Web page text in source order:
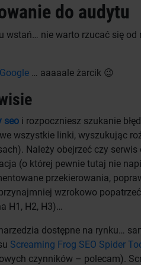
do audytu
wstań… nie warto rzucać się
… aaaaale żarcik 😉
seo i rozpoczniesz szukanie
wszystkie linki, wyszukując
Należy obejrzeć czy serwis
(o której pewnie tutaj nie
przekierowania,
wzrokowo
H1, H2, H3)…
dostępne na rynku…
Screaming Frog SEO Spider
czynników – polecam).